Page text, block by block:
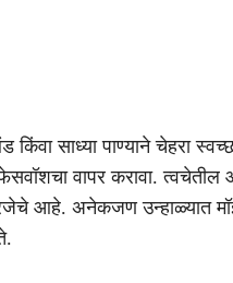
किंवा साध्या पाण्याने चेहरा
वापर करावा. त्वचेतील
आहे. अनेकजण उन्हाळ्यात